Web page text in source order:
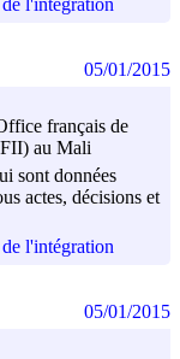
l'intégration
français de
au Mali
sont données
actes, décisions et
l'intégration
05/01/2015
05/01/2015